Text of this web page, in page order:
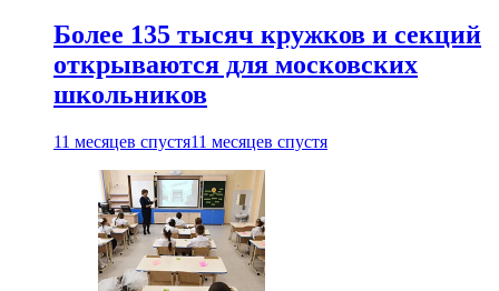
Более 135 тысяч кружков и секций
открываются для московских
школьников
11 месяцев спустя11 месяцев спустя